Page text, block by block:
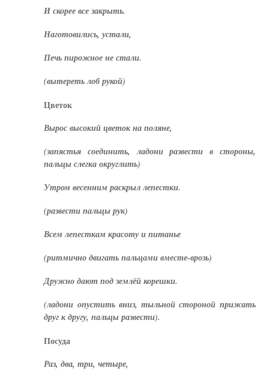
И скорее все закрыть.
Наготовились, устали,
Печь пирожное не стали.
(вытереть лоб рукой)
Цветок
Вырос высокий цветок на поляне,
(запястья соединить, ладони развести в стороны,
пальцы слегка округлить)
Утром весенним раскрыл лепестки.
(развести пальцы рук)
Всем лепесткам красоту и питанье
(ритмично двигать пальцами вместе-врозь)
Дружно дают под землёй корешки.
(ладони опустить вниз, тыльной стороной прижать
друг к другу, пальцы развести).
Посуда
Раз, два, три, четыре,